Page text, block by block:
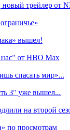
новый трейлер от
вышел!
от HBO Max
спасать мир»...
3" уже вышел...
на второй
по просмотрам